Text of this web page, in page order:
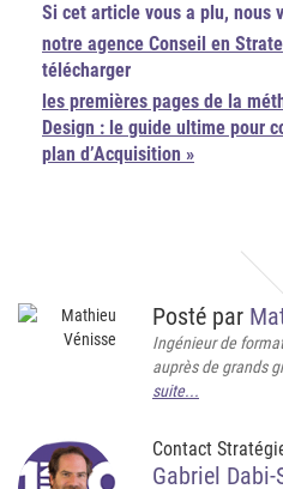
Si cet article vous a plu, nous
notre agence Conseil en
télécharger
les premières pages de la
Design : le guide ultime pour
plan d’Acquisition »
Posté par
Ingénieur de
auprès de grands
suite...
Contact
Gabriel Dabi-